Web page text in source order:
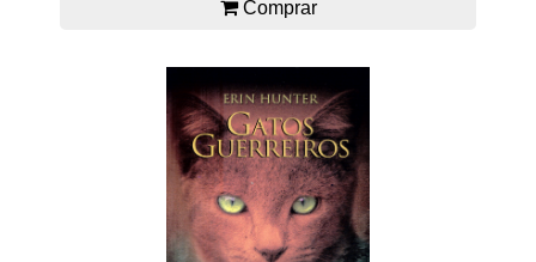
Comprar